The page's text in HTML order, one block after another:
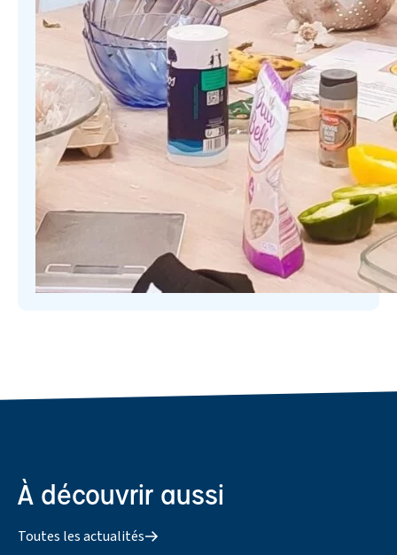
À découvrir aussi
Toutes les actualités